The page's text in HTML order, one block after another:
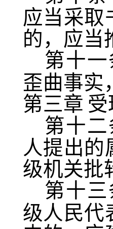
应当采取
的，应当
第十一
歪曲事实
第三章 受
第十二
人提出的
级机关批
第十三
级人民代